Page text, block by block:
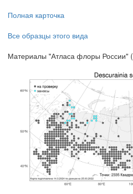
Полная карточка
Все образцы этого вида
Материалы "Атласа флоры России" (